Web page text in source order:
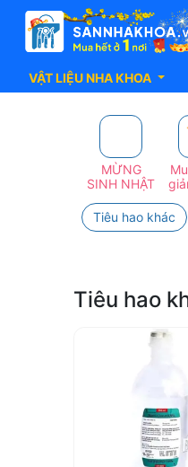
VẬT LIỆU NHA KHOA
Phẩm
MỪNG
SINH NHẬT
Tiêu hao khác
Tiêu hao